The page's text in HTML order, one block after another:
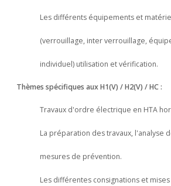
Les différents équipements et
(verrouillage, inter verrouillage,
individuel) utilisation et vérification.
Thèmes spécifiques aux H1(V) / H2(V) / HC :
Travaux d'ordre électrique en HTA
La préparation des travaux, l'analyse
mesures de prévention.
Les différentes consignations et